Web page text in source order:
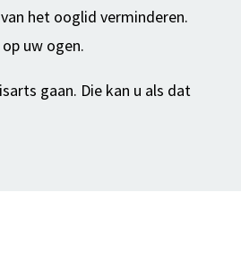
het ooglid verminderen.
uw ogen.
gaan. Die kan u als dat